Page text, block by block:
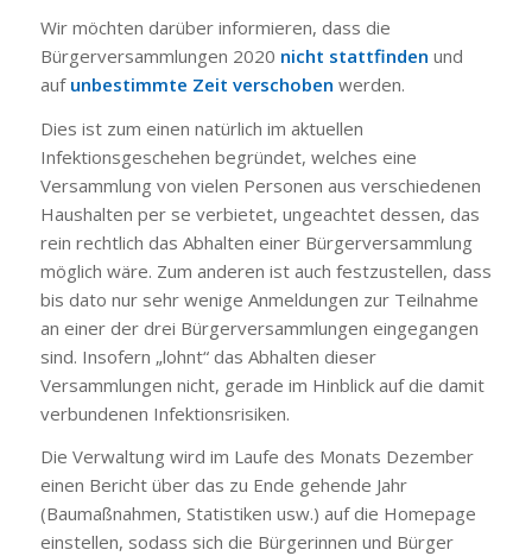
Wir möchten darüber informieren, dass die
Bürgerversammlungen 2020 nicht stattfinden und
auf unbestimmte Zeit verschoben werden.
Dies ist zum einen natürlich im aktuellen
Infektionsgeschehen begründet, welches eine
Versammlung von vielen Personen aus verschiedenen
Haushalten per se verbietet, ungeachtet dessen, das
rein rechtlich das Abhalten einer Bürgerversammlung
möglich wäre. Zum anderen ist auch festzustellen, dass
bis dato nur sehr wenige Anmeldungen zur Teilnahme
an einer der drei Bürgerversammlungen eingegangen
sind. Insofern „lohnt“ das Abhalten dieser
Versammlungen nicht, gerade im Hinblick auf die damit
verbundenen Infektionsrisiken.
Die Verwaltung wird im Laufe des Monats Dezember
einen Bericht über das zu Ende gehende Jahr
(Baumaßnahmen, Statistiken usw.) auf die Homepage
einstellen, sodass sich die Bürgerinnen und Bürger